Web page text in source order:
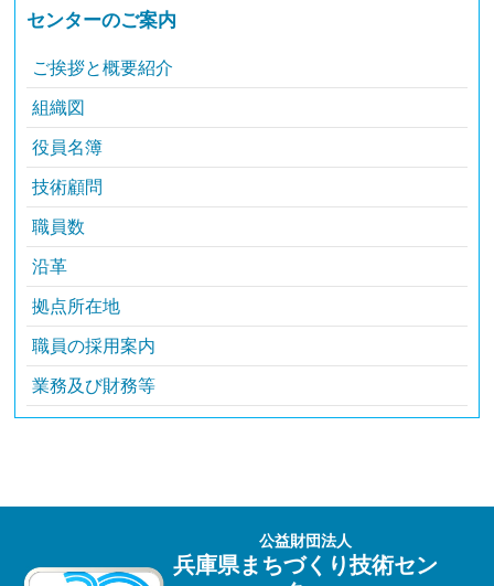
センターのご案内
ご挨拶と概要紹介
組織図
役員名簿
技術顧問
職員数
沿革
拠点所在地
職員の採用案内
業務及び財務等
公益財団法人
兵庫県まちづくり技術セン